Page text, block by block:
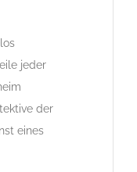
jeder
der
eines